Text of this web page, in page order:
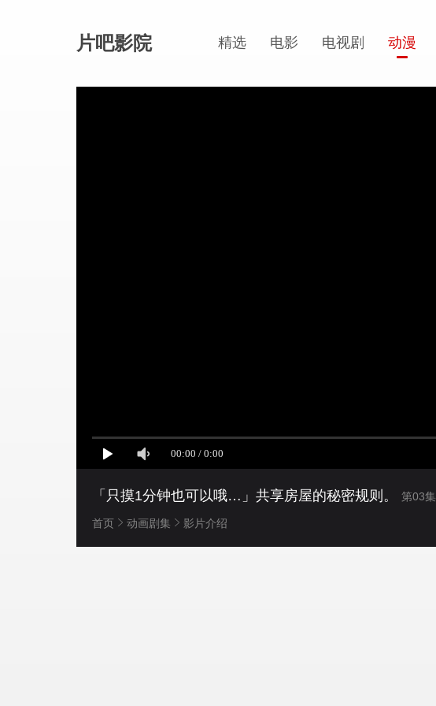
片吧影院 精选 电影 电视剧 动漫
「只摸1分钟也可以哦…」共享房屋的秘密规则。 第03集
首页 动画剧集 影片介绍